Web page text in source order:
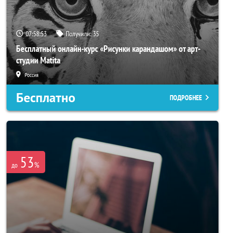
07:58:50 Получили:35
Бесплатный онлайн-курс «Рисунки карандашом» от арт-
студии Matita
Россия
Бесплатно ПОДРОБНЕЕ
до 53%